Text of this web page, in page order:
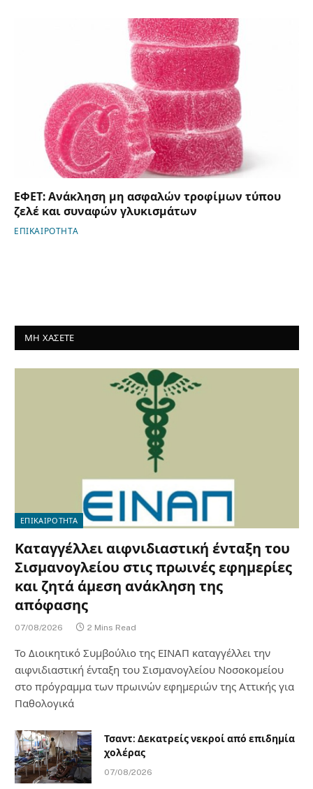
ΕΦΕΤ: Ανάκληση μη ασφαλών τροφίμων τύπου
ζελέ και συναφών γλυκισμάτων
ΕΠΙΚΑΙΡΟΤΗΤΑ
ΜΗ ΧΑΣΕΤΕ
ΕΠΙΚΑΙΡΟΤΗΤΑ
Καταγγέλλει αιφνιδιαστική ένταξη του
Σισμανογλείου στις πρωινές εφημερίες
και ζητά άμεση ανάκληση της
απόφασης
07/08/2026 2 Mins Read
Το Διοικητικό Συμβούλιο της ΕΙΝΑΠ καταγγέλλει την
αιφνιδιαστική ένταξη του Σισμανογλείου Νοσοκομείου
στο πρόγραμμα των πρωινών εφημεριών της Αττικής για
Παθολογικά
Τσαντ: Δεκατρείς νεκροί από επιδημία
χολέρας
07/08/2026